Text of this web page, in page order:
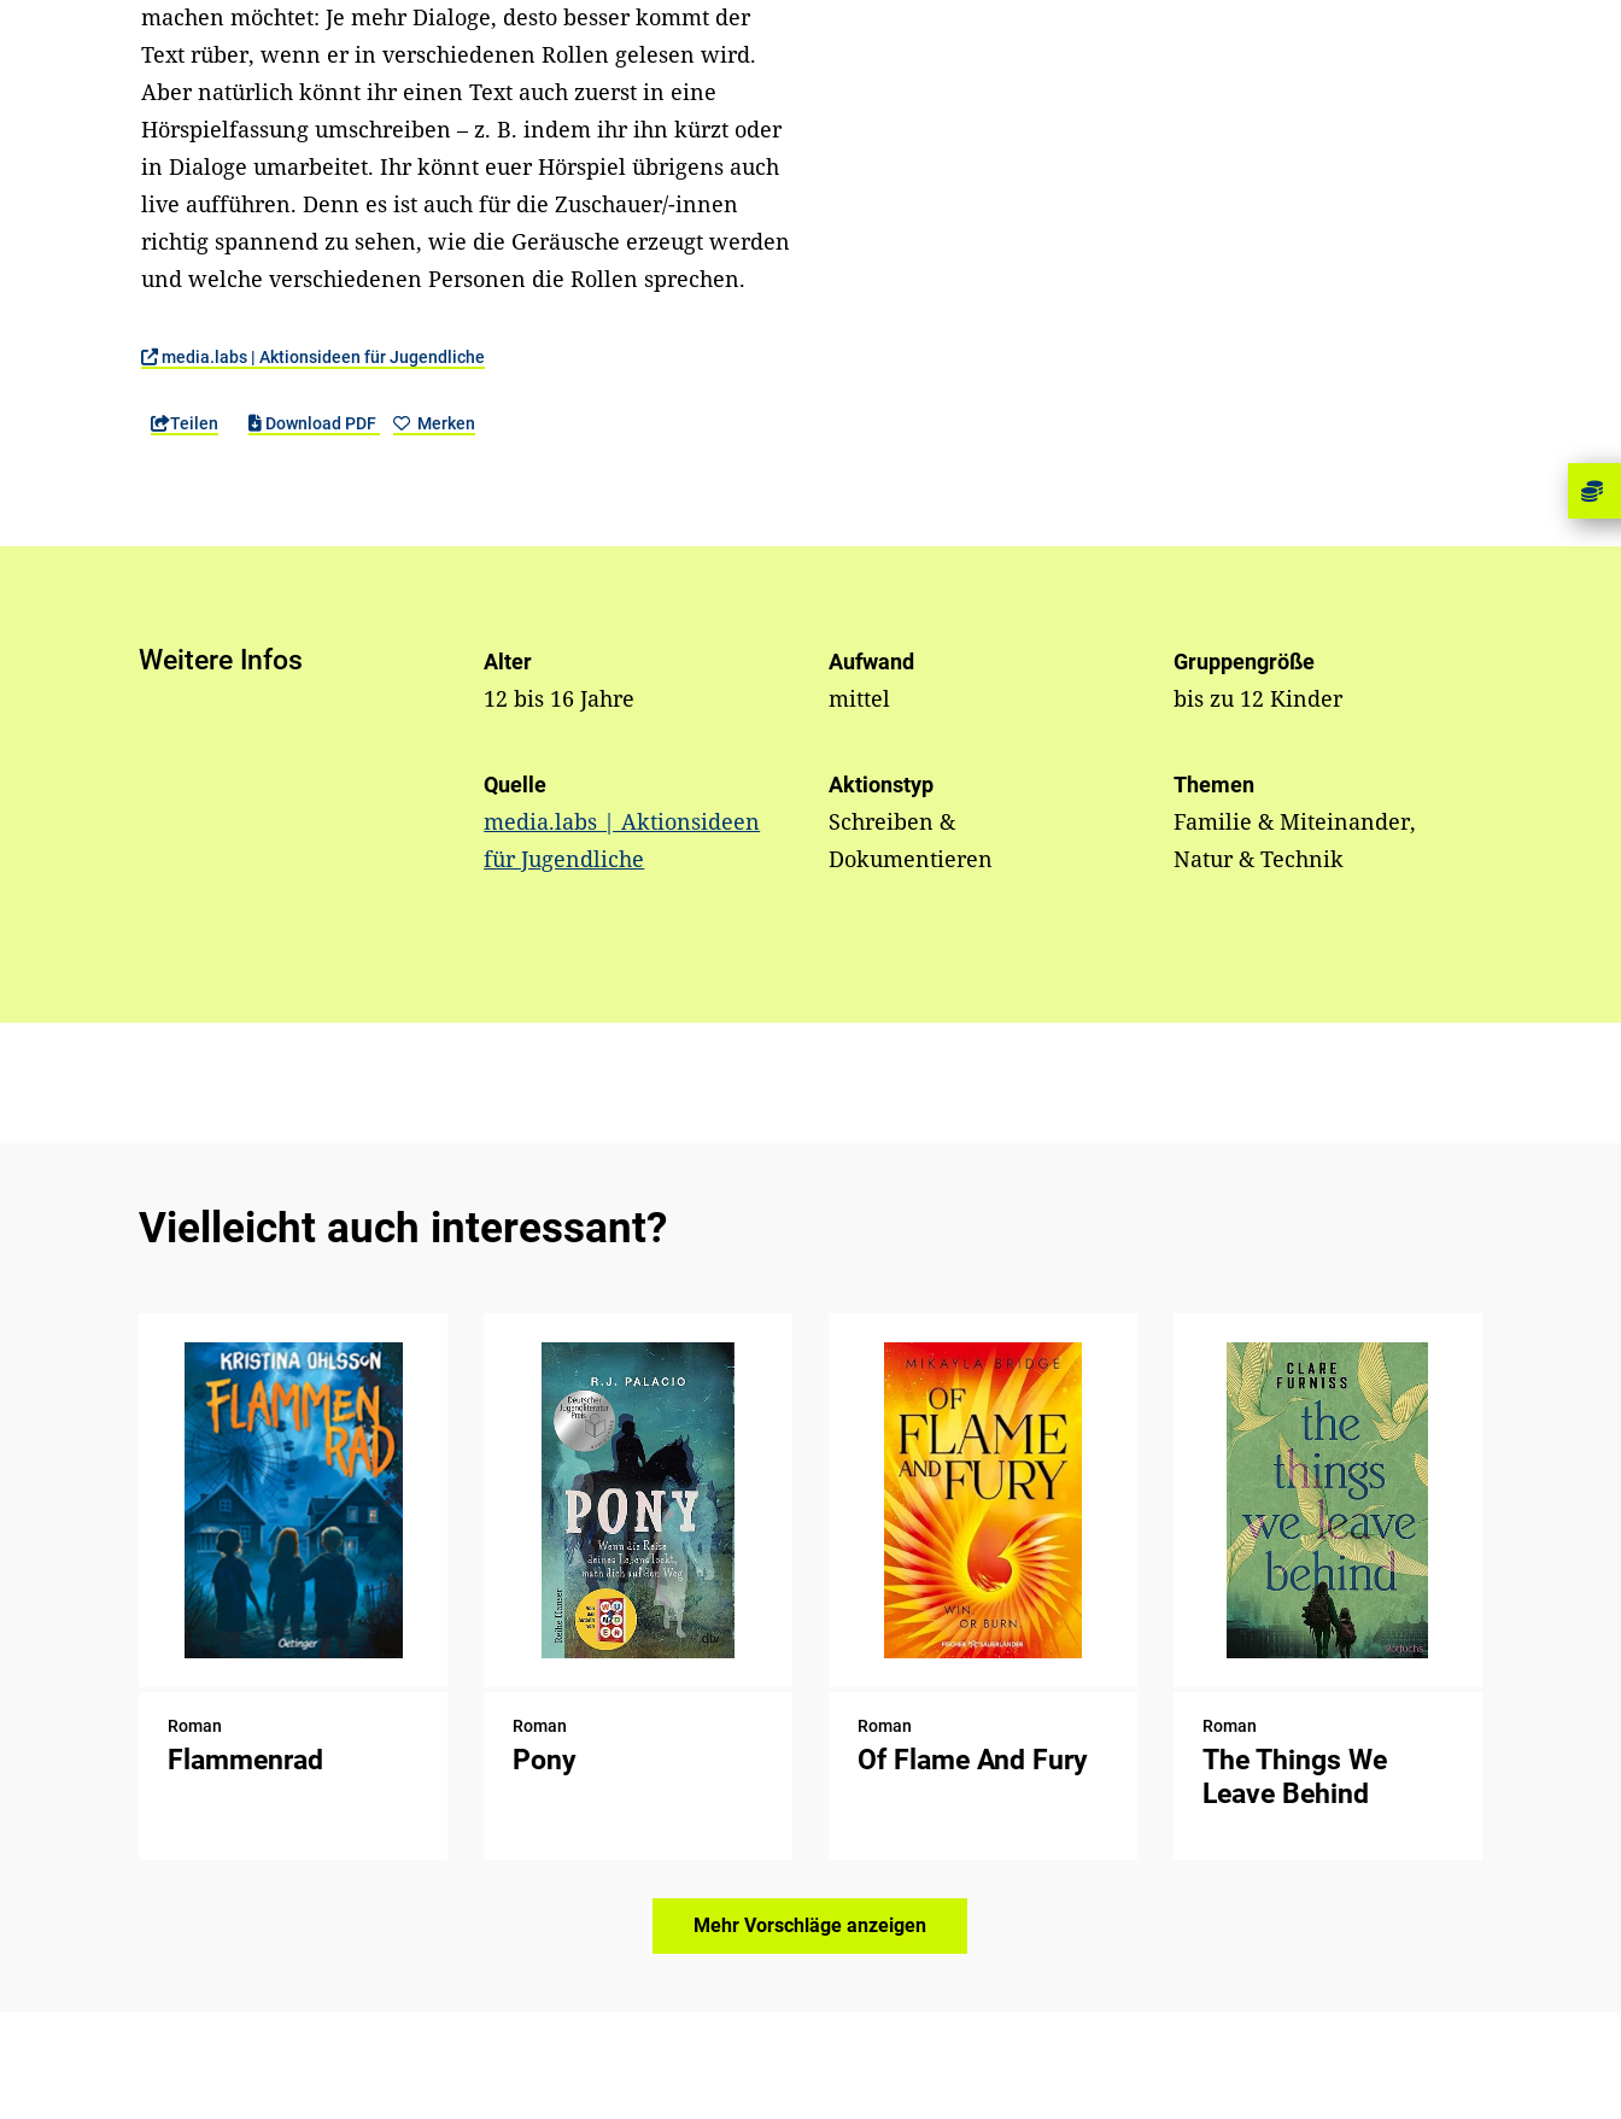
machen möchtet: Je mehr Dialoge, desto besser kommt der
Text rüber, wenn er in verschiedenen Rollen gelesen wird.
Aber natürlich könnt ihr einen Text auch zuerst in eine
Hörspielfassung umschreiben – z. B. indem ihr ihn kürzt oder
in Dialoge umarbeitet. Ihr könnt euer Hörspiel übrigens auch
live aufführen. Denn es ist auch für die Zuschauer/-innen
richtig spannend zu sehen, wie die Geräusche erzeugt werden
und welche verschiedenen Personen die Rollen sprechen.
media.labs | Aktionsideen für Jugendliche
Teilen Download PDF Merken
Weitere Infos Alter
12 bis 16 Jahre
Aufwand
mittel
Gruppengröße
bis zu 12 Kinder
Quelle
media.labs | Aktionsideen
für Jugendliche
Aktionstyp
Schreiben &
Dokumentieren
Themen
Familie & Miteinander,
Natur & Technik
Vielleicht auch interessant?
Roman
Flammenrad
Roman
Pony
Roman
Of Flame And Fury
Roman
The Things We
Leave Behind
Mehr Vorschläge anzeigen